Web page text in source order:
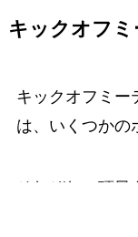
キックオフ
キックオフミー
は、いくつかの
それぞれの項目